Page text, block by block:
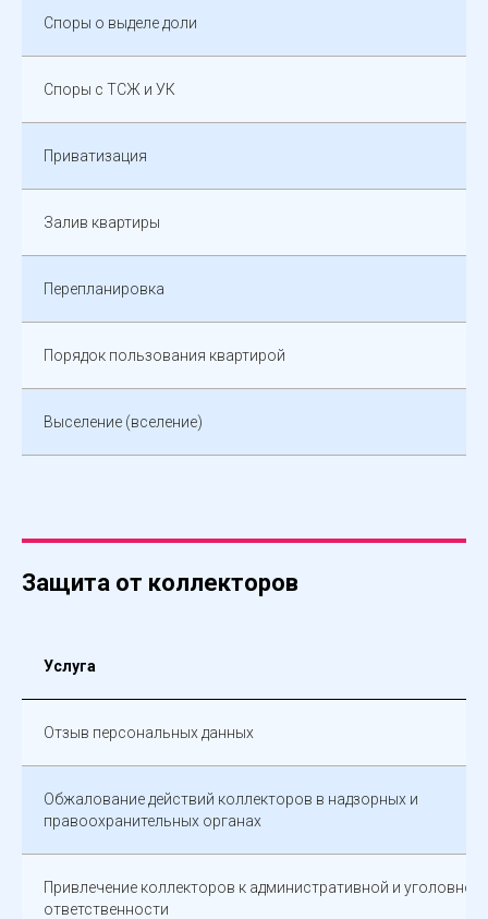
Споры о выделе доли
Споры с ТСЖ и УК
Приватизация
Залив квартиры
Перепланировка
Порядок пользования квартирой
Выселение (вселение)
Защита от коллекторов
Услуга
Отзыв персональных данных
Обжалование действий коллекторов в надзорных и
правоохранительных органах
Привлечение коллекторов к административной и уголовной
ответственности